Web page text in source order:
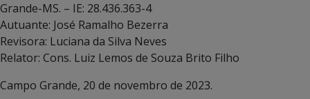
Grande-MS. – IE: 28.436.363-4
Autuante: José Ramalho Bezerra
Revisora: Luciana da Silva Neves
Relator: Cons. Luiz Lemos de Souza Brito Filho
Campo Grande, 20 de novembro de 2023.